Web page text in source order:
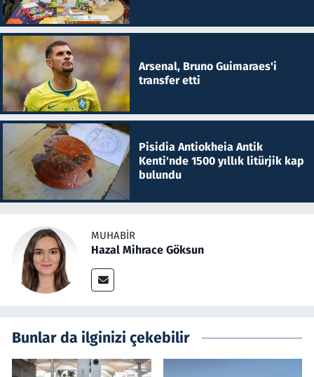
Arsenal, Bruno Guimaraes'i
transfer etti
Pisidia Antiokheia Antik
Kenti'nde 1500 yıllık litürjik kap
bulundu
MUHABIR
Hazal Mihrace Göksun
Bunlar da ilginizi çekebilir